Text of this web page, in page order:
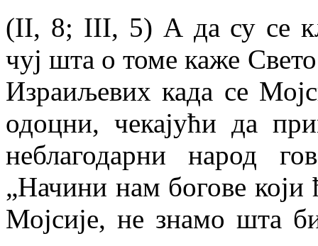
(II, 8; III, 5) А да су се
чуј шта о томе каже
Израиљевих када се
одоцни, чекајући да
неблагодарни народ
„Начини нам богове који
Мојсије, не знамо шта